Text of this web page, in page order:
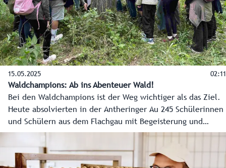
15.05.2025 02:11
Waldchampions: Ab ins Abenteuer Wald!
Bei den Waldchampions ist der Weg wichtiger als das Ziel.
Heute absolvierten in der Antheringer Au 245 Schülerinnen
und Schülern aus dem Flachgau mit Begeisterung und
großem Engagement zehn Stationen zu heimischen
Baumarten, Waldbrand, Wild und Jagd, Aufforstung und
vielem mehr. Mit Begeisterung lernten die Kinder im